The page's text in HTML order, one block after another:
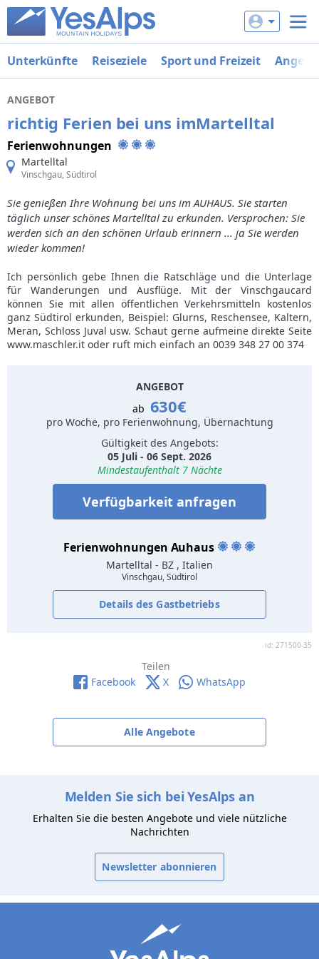
Unterkünfte Reiseziele Sport und Freizeit
ANGEBOT
richtig Ferien bei uns imMartelltal
Ferienwohnungen
Martelltal
Vinschgau, Südtirol
Sie genießen Ihre Wohnung bei uns im AUHAUS. Sie starten
täglich unser schönes Martelltal zu erkunden. Versprochen: Sie
werden sich an den schönen Urlaub erinnern ... ja Sie werden
wieder kommen!
Ich persönlich gebe Ihnen die Ratschläge und die Unterlage
für Wanderungen und Ausflüge. Mit der Vinschgaucard
können Sie mit allen öffentlichen Verkehrsmitteln kostenlos
ganz Südtirol erkunden, Beispiel: Glurns, Reschensee, Kaltern,
Meran, Schloss Juval usw. Schaut gerne aufmeine direkte Seite
www.maschler.it oder ruft mich einfach an 0039 348 27 00 374
ANGEBOT
ab 630€
pro Woche, pro Ferienwohnung, Übernachtung
Gültigkeit des Angebots:
05 Juli - 06 Sept. 2026
Mindestaufenthalt 7 Nächte
Verfügbarkeit anfragen
Ferienwohnungen Auhaus
Martelltal - BZ , Italien
Vinschgau, Südtirol
Details des Gastbetriebs
id: 271500-35
Teilen
Facebook
X WhatsApp
Alle Angebote
Melden Sie sich bei YesAlps an
Erhalten Sie die besten Angebote und viele nützliche
Nachrichten
Newsletter abonnieren